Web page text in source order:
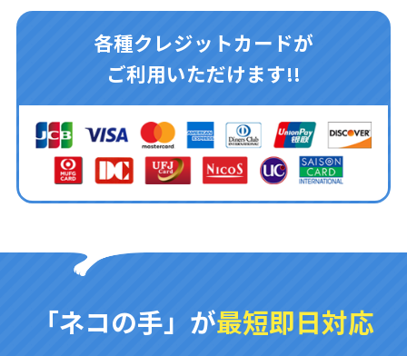
各種クレジットカードが
ご利用いただけます!!
「ネコの手」が最短即日対応